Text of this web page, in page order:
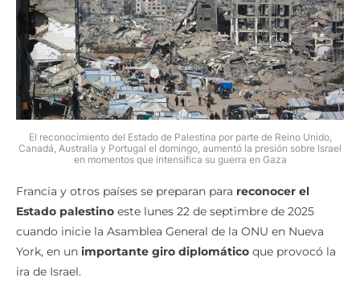
El reconocimiento del Estado de Palestina por parte de Reino Unido,
Canadá, Australia y Portugal el domingo, aumentó la presión sobre Israel
en momentos que intensifica su guerra en Gaza
Francia y otros países se preparan para reconocer el
Estado palestino este lunes 22 de septimbre de 2025
cuando inicie la Asamblea General de la ONU en Nueva
York, en un importante giro diplomático que provocó la
ira de Israel.